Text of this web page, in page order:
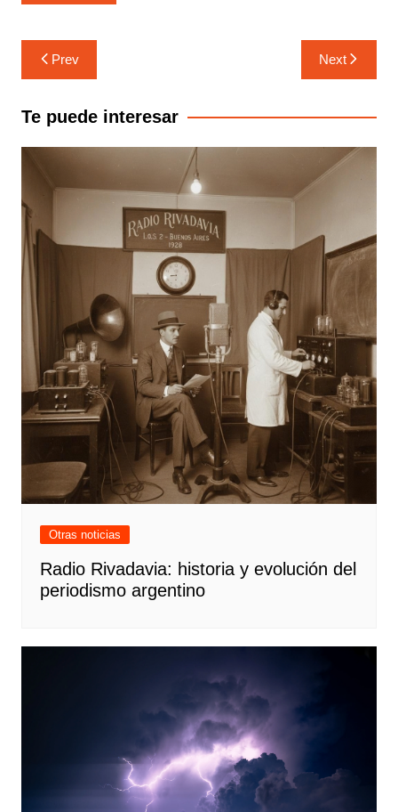
Navegación
de
entradas
Prev Next
Te puede interesar
Otras noticias
Radio Rivadavia: historia y evolución del
periodismo argentino